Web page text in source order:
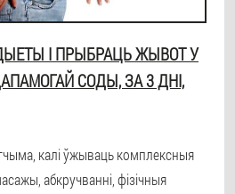
І ПРЫБРАЦЬ ЖЫВОТ У
СОДЫ, ЗА 3 ДНІ,
калі ўжываць комплексныя
абкручванні, фізічныя